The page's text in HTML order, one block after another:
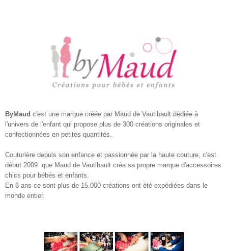
ByMaud c'est une marque créée par Maud de Vautibault dédiée à
l'univers de l'enfant qui propose plus de 300 créations originales et
confectionnées en petites quantités.
Couturière depuis son enfance et passionnée par la haute couture, c'est
début 2009 que Maud de Vautibault créa sa propre marque d'accessoires
chics pour bébés et enfants.
En 6 ans ce sont plus de 15.000 créations ont été expédiées dans le
monde entier.